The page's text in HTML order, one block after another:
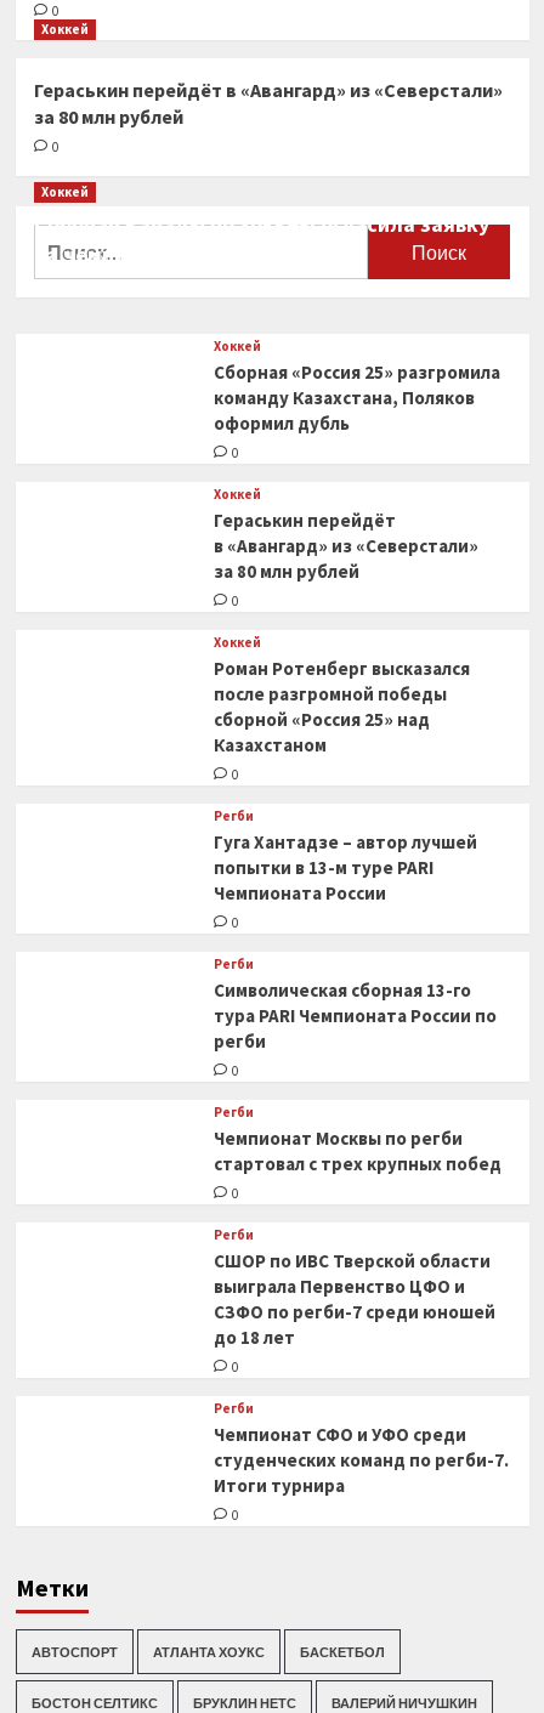
0
Хоккей
Гераськин перейдёт в «Авангард» из «Северстали»
за 80 млн рублей
0
Хоккей
Сборная Канады по хоккею огласила заявку
на чемпионат мира
Хоккей
Сборная «Россия 25» разгромила
команду Казахстана, Поляков
оформил дубль
0
Хоккей
Гераськин перейдёт
в «Авангард» из «Северстали»
за 80 млн рублей
0
Хоккей
Роман Ротенберг высказался
после разгромной победы
сборной «Россия 25» над
Казахстаном
0
Регби
Гуга Хантадзе – автор лучшей
попытки в 13-м туре PARI
Чемпионата России
0
Регби
Символическая сборная 13-го
тура PARI Чемпионата России по
регби
0
Регби
Чемпионат Москвы по регби
стартовал с трех крупных побед
0
Регби
СШОР по ИВС Тверской области
выиграла Первенство ЦФО и
СЗФО по регби-7 среди юношей
до 18 лет
0
Регби
Чемпионат СФО и УФО среди
студенческих команд по регби-7.
Итоги турнира
0
Метки
АВТОСПОРТ АТЛАНТА ХОУКС БАСКЕТБОЛ
БОСТОН СЕЛТИКС БРУКЛИН НЕТС ВАЛЕРИЙ НИЧУШКИН